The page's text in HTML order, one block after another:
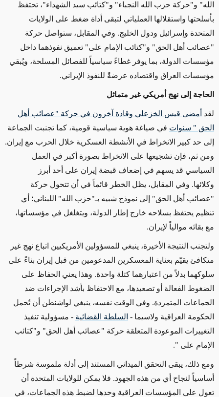
الله" و"حركة حزب الله النجباء" و"كتائب سيد الشهداء"، تحتفظ
بأسلحتها واستقلالها العملياتي لتبقى أداة ضغط على الولايات
المتحدة وإسرائيل ودول الخليج. وفي المقابل، ستواصل حركة
"عصائب أهل الحق" و"كتائب الإمام على" تعميق نفوذهما داخل
مؤسسات الدولة، بما يوفر غطاءً سياسياً للفصائل المسلحة، ويُبقي
مؤسسات العراق واقتصاده عرضةً للنفوذ الإيراني.
الحاجة إلى نهج أمريكي غير متماثل
لقد أمضى قيس الخزعلي وقادة آخرون في حركة "عصائب أهل
الحق " سنوات في صياغة هوية سياسية قومية، كما تجنبت الجماعة
إلى حد كبير الانخراط في الأنشطة العسكرية خلال الحرب مع إيران.
ومن ثم، فإن تشجيعها على الانخراط بصورة أكبر في العمل
السياسي قد يسهم في إضعاف قبضة إيران على أحد أبرز
وكلائها. وفي المقابل، يظل الخطر قائماً في أن تتحول حركة
"عصائب أهل الحق" إلى نموذج شبيه بـ"حزب الله" اللبناني؛ أي
تنظيم يحتفظ بسلاحه خارج إطار الدولة، ويتغلغل في مؤسساتها،
مع بقائه موالياً لإيران.
ولتجنب النتيجة الأخيرة، ينبغي للمسؤولين الأمريكيين اتباع نهج غير
متكافئ يقيّم بعناية المعسكرين المدعومين من قبل إيران بناءً على
سلوكهما بدلاً من اعتبارهما كتلة واحدة. وهذا يعني الحفاظ على
الضغوط الفعالة أو تصعيدها، مع الاحتفاظ بأشد الإجراءات ضد
الجماعات المتمردة. وفي الوقت نفسه، ينبغي لواشنطن أن تُحمل
الحكومة العراقية ولاسيما - السلطة القضائية - مسؤولية تنفيذ
التغييرات الموعودة المتعلقة حركة "عصائب أهل الحق" و"كتائب
الإمام على ".
ومع ذلك، يبقى التحقق الميداني المستند إلى أدلة ملموسة شرطاً
أساسياً لنجاح أي من هذه الجهود. فلا يمكن للولايات المتحدة أن
تعول على المؤسسات العراقية وحدها لضبط هذه الجماعات، في